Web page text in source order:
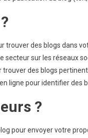
trouver des blogs dans
secteur sur les réseaux
des blogs
ligne pour identifier des
?
pour envoyer votre